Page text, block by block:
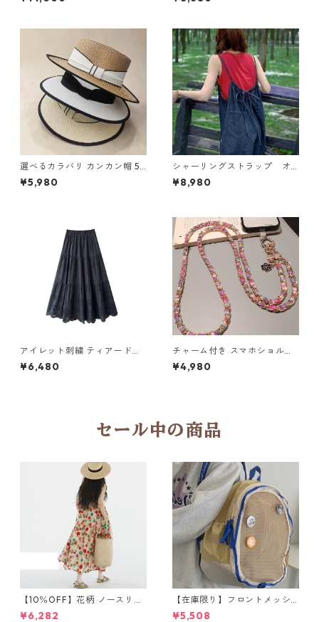
選べるカラバリ カンカン帽 5c
ol Y 260035
¥5,980
シャーリングストラップ オ
ーバーオール N CP021
¥8,980
アイレット刺繍 ティアードロ
ングスカート6col H 260119
¥6,480
チャーム付き スマホショルダ
ーストラップ 5col H 260122
¥4,980
セール中の商品
【10％OFF】花柄 ノースリー
ブワンピース 10768
¥6,282
【在庫限り】フロントメッシ
ュ バックパック M 2col 11170
¥5,508